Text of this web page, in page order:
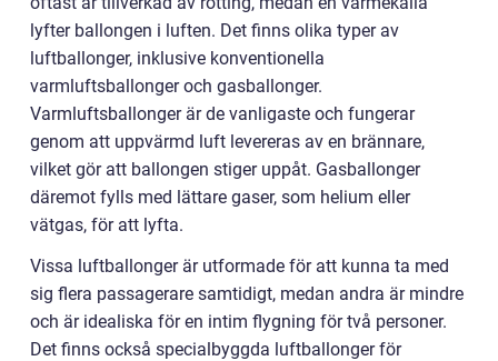
lyfter ballongen i luften. Det finns olika typer av
luftballonger, inklusive konventionella
varmluftsballonger och gasballonger.
Varmluftsballonger är de vanligaste och fungerar
genom att uppvärmd luft levereras av en brännare,
vilket gör att ballongen stiger uppåt. Gasballonger
däremot fylls med lättare gaser, som helium eller
vätgas, för att lyfta.
Vissa luftballonger är utformade för att kunna ta med
sig flera passagerare samtidigt, medan andra är mindre
och är idealiska för en intim flygning för två personer.
Det finns också specialbyggda luftballonger för